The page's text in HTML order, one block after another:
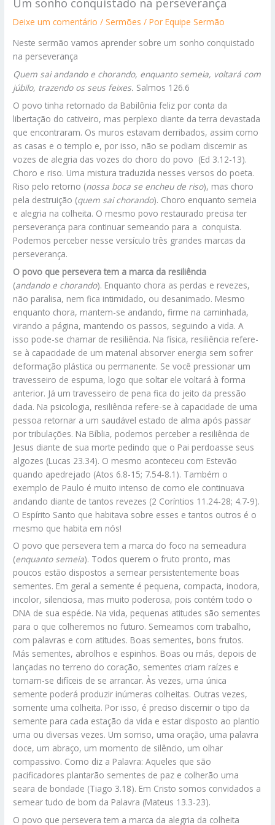
Um sonho conquistado na perseverança
Deixe um comentário /Sermões / PorEquipe Sermão
Neste sermão vamos aprender sobre um sonho conquistado
na perseverança
Quem sai andando e chorando, enquanto semeia, voltará com
júbilo, trazendo os seus feixes. Salmos 126.6
O povo tinha retornado da Babilônia feliz por conta da
libertação do cativeiro, mas perplexo diante da terra devastada
que encontraram. Os muros estavam derribados, assim como
as casas e o templo e, por isso, não se podiam discernir as
vozes de alegria das vozes do choro do povo (Ed 3.12-13).
Choro e riso. Uma mistura traduzida nesses versos do poeta.
Riso pelo retorno (nossa boca se encheu de riso), mas choro
pela destruição (quem sai chorando). Choro enquanto semeia
e alegria na colheita. O mesmo povo restaurado precisa ter
perseverança para continuar semeando para a conquista.
Podemos perceber nesse versículo três grandes marcas da
perseverança.
O povo que persevera tem a marca da resiliência
(andando e chorando). Enquanto chora as perdas e revezes,
não paralisa, nem fica intimidado, ou desanimado. Mesmo
enquanto chora, mantem-se andando, firme na caminhada,
virando a página, mantendo os passos, seguindo a vida. A
isso pode-se chamar de resiliência. Na física, resiliência refere-
se à capacidade de um material absorver energia sem sofrer
deformação plástica ou permanente. Se você pressionar um
travesseiro de espuma, logo que soltar ele voltará à forma
anterior. Já um travesseiro de pena fica do jeito da pressão
dada. Na psicologia, resiliência refere-se à capacidade de uma
pessoa retornar a um saudável estado de alma após passar
por tribulações. Na Bíblia, podemos perceber a resiliência de
Jesus diante de sua morte pedindo que o Pai perdoasse seus
algozes (Lucas 23.34). O mesmo aconteceu com Estevão
quando apedrejado (Atos 6.8-15; 7.54-8.1). Também o
exemplo de Paulo é muito intenso de como ele continuava
andando diante de tantos revezes (2 Coríntios 11.24-28; 4.7-9).
O Espírito Santo que habitava sobre esses e tantos outros é o
mesmo que habita em nós!
O povo que persevera tem a marca do foco na semeadura
(enquanto semeia). Todos querem o fruto pronto, mas
poucos estão dispostos a semear persistentemente boas
sementes. Em geral a semente é pequena, compacta, inodora,
incolor, silenciosa, mas muito poderosa, pois contém todo o
DNA de sua espécie. Na vida, pequenas atitudes são sementes
para o que colheremos no futuro. Semeamos com trabalho,
com palavras e com atitudes. Boas sementes, bons frutos.
Más sementes, abrolhos e espinhos. Boas ou más, depois de
lançadas no terreno do coração, sementes criam raízes e
tornam-se difíceis de se arrancar. Às vezes, uma única
semente poderá produzir inúmeras colheitas. Outras vezes,
somente uma colheita. Por isso, é preciso discernir o tipo da
semente para cada estação da vida e estar disposto ao plantio
uma ou diversas vezes. Um sorriso, uma oração, uma palavra
doce, um abraço, um momento de silêncio, um olhar
compassivo. Como diz a Palavra: Aqueles que são
pacificadores plantarão sementes de paz e colherão uma
seara de bondade (Tiago 3.18). Em Cristo somos convidados a
semear tudo de bom da Palavra (Mateus 13.3-23).
O povo que persevera tem a marca da alegria da colheita